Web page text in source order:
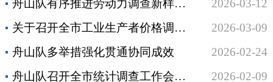
舟山队有序推进劳动力调查新样本轮入准备工作
2026-03-12
关于召开全市工业生产者价格调查工作业务培训的通知
2026-03-09
舟山队多举措强化贯通协同成效
2026-02-24
舟山队召开全市统计调查工作会议学习贯彻全省统计调查工作会议暨国家调查队系统党建工作会议精神
2026-02-09